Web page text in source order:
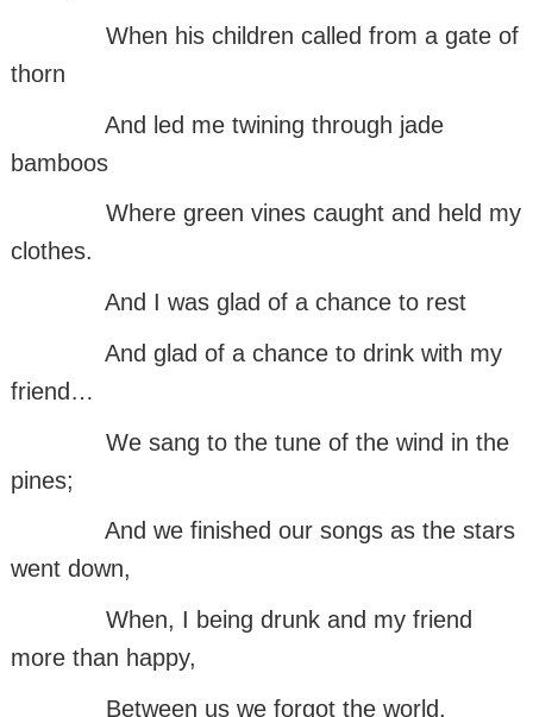
When his children called from a gate of
thorn
And led me twining through jade
bamboos
Where green vines caught and held my
clothes.
And I was glad of a chance to rest
And glad of a chance to drink with my
friend…
We sang to the tune of the wind in the
pines;
And we finished our songs as the stars
went down,
When, I being drunk and my friend
more than happy,
Between us we forgot the world.